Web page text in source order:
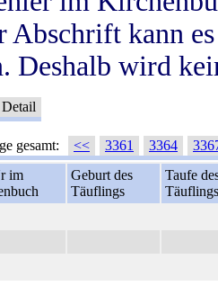
Abschrift kann
Deshalb wird
Detail
gesamt: << 3361 3364
im
Geburt des
Täuflings
Taufe
Täuflings